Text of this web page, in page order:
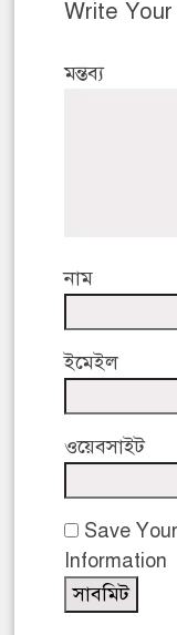
Write
মন্তব্য
নাম
ইমেইল
ওয়েবসাইট
Save
Information